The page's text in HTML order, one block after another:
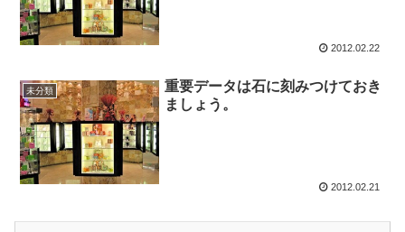
2012.02.22
未分類
重要データは石に刻みつけておき
ましょう。
2012.02.21